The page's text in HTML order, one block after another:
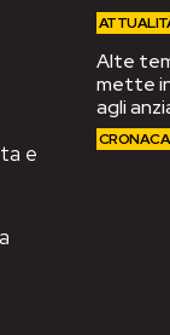
e
Alte
mette
agli
CRONACA